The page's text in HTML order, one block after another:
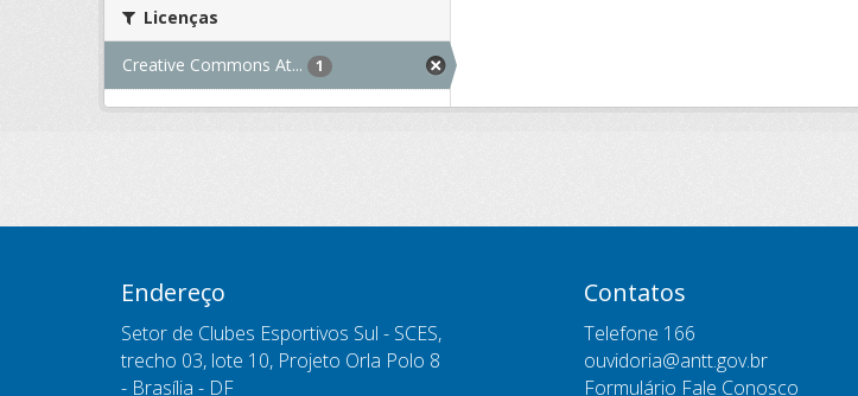
Licenças
Creative Commons At... 1
Endereço
Setor de Clubes Esportivos Sul - SCES,
trecho 03, lote 10, Projeto Orla Polo 8
- Brasília - DF
Contatos
Telefone 166
ouvidoria@antt.gov.br
Formulário Fale Conosco